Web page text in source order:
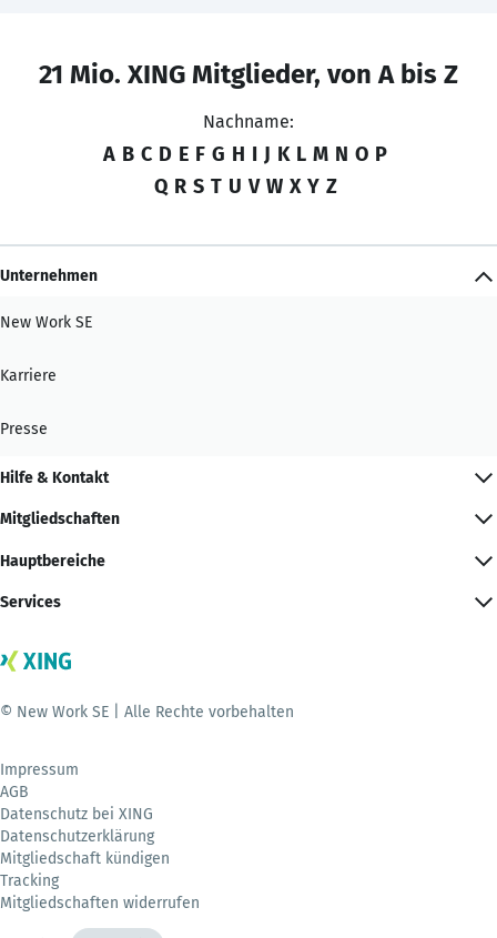
21 Mio. XING Mitglieder, von A bis Z
Nachname:
A B C D E F G H I J K L M N O P
Q R S T U V W X Y Z
Unternehmen
New Work SE
Karriere
Presse
Hilfe & Kontakt
Mitgliedschaften
Hauptbereiche
Services
© New Work SE | Alle Rechte vorbehalten
Impressum
AGB
Datenschutz bei XING
Datenschutzerklärung
Mitgliedschaft kündigen
Tracking
Mitgliedschaften widerrufen